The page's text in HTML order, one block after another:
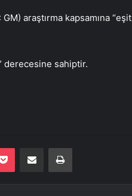
GM) araştırma kapsamına “eşit
derecesine sahiptir.
Pocket E-Posta ile paylaş Yazdır